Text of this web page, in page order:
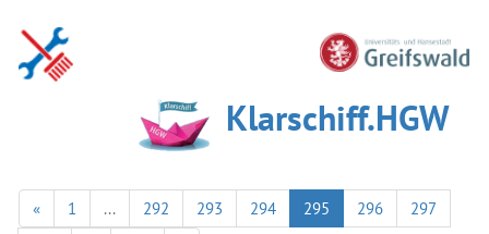
Klarschiff.HGW
« 1 ... 292 293 294 295 296
297